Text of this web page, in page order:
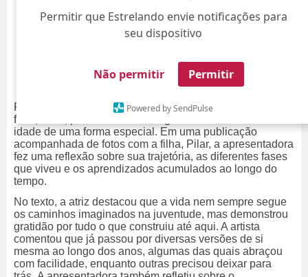
Permitir que Estrelando envie notificações para
seu dispositivo
Não permitir Permitir
Powered by SendPulse
Fernanda Paes Leme usou as redes sociais nesta quinta-
feira, dia 4, para celebrar a chegada dos 43 anos de
idade de uma forma especial. Em uma publicação
acompanhada de fotos com a filha, Pilar, a apresentadora
fez uma reflexão sobre sua trajetória, as diferentes fases
que viveu e os aprendizados acumulados ao longo do
tempo.
No texto, a atriz destacou que a vida nem sempre segue
os caminhos imaginados na juventude, mas demonstrou
gratidão por tudo o que construiu até aqui. A artista
comentou que já passou por diversas versões de si
mesma ao longo dos anos, algumas das quais abraçou
com facilidade, enquanto outras precisou deixar para